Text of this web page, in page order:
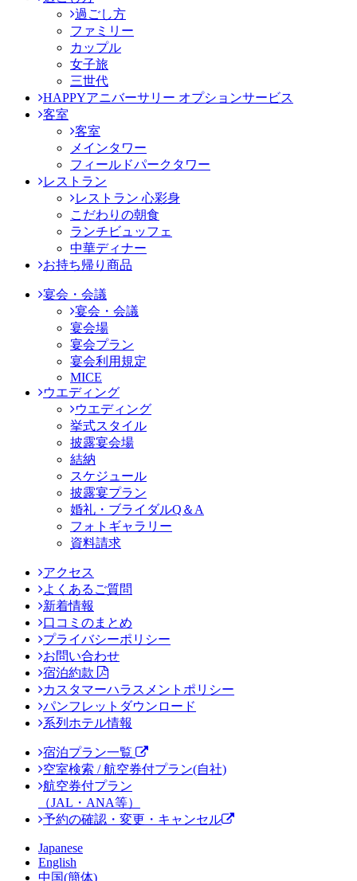
過ごし方
ファミリー
カップル
女子旅
三世代
HAPPYアニバーサリー オプションサービス
客室
客室
メインタワー
フィールドパークタワー
レストラン
レストラン 心彩身
こだわりの朝食
ランチビュッフェ
中華ディナー
お持ち帰り商品
宴会・会議
宴会・会議
宴会場
宴会プラン
宴会利用規定
MICE
ウエディング
ウエディング
挙式スタイル
披露宴会場
結納
スケジュール
披露宴プラン
婚礼・ブライダルQ＆A
フォトギャラリー
資料請求
アクセス
よくあるご質問
新着情報
口コミのまとめ
プライバシーポリシー
お問い合わせ
宿泊約款
カスタマーハラスメントポリシー
パンフレットダウンロード
系列ホテル情報
宿泊プラン一覧
空室検索 / 航空券付プラン(自社)
航空券付プラン
（JAL・ANA等）
予約の確認・変更・キャンセル
Japanese
English
中国(簡体)